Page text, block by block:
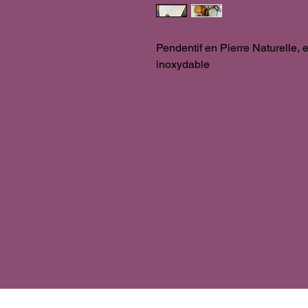
Pendentif en Pierre Naturelle,
inoxydable